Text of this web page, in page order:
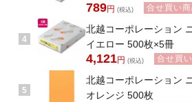
789円 (税込) 合せ買い商
4
北越コーポレーション
イエロー 500枚×5冊
4,121円 (税込) 合せ買
5
北越コーポレーション
オレンジ 500枚